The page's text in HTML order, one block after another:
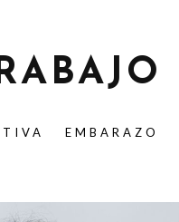
EMBARAZO